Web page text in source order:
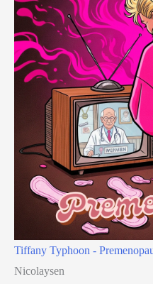
Tiffany Typhoon -
Nicolaysen